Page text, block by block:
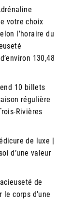
votre choix
l’horaire du
130,48
10 billets
régulière
Rivières
de luxe |
d’une valeur
de
le corps d’une